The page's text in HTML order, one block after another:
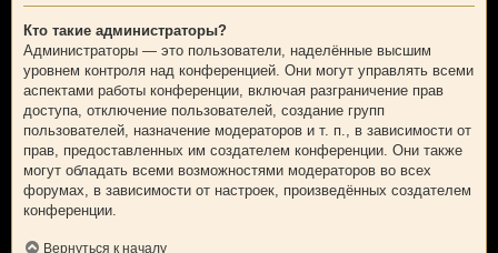
Кто такие администраторы?
Администраторы — это пользователи, наделённые высшим
уровнем контроля над конференцией. Они могут управлять всеми
аспектами работы конференции, включая разграничение прав
доступа, отключение пользователей, создание групп
пользователей, назначение модераторов и т. п., в зависимости от
прав, предоставленных им создателем конференции. Они также
могут обладать всеми возможностями модераторов во всех
форумах, в зависимости от настроек, произведённых создателем
конференции.
Вернуться к началу